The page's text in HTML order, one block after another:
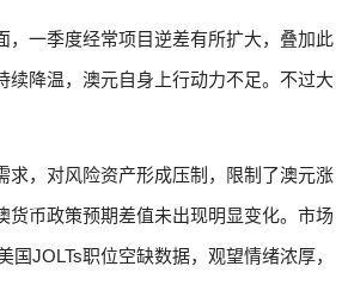
，一季度经常项目逆差有所扩大，叠加此
降温，澳元自身上行动力不足。不过大
，对风险资产形成压制，限制了澳元涨
币政策预期差值未出现明显变化。市场
JOLTs职位空缺数据，观望情绪浓厚，